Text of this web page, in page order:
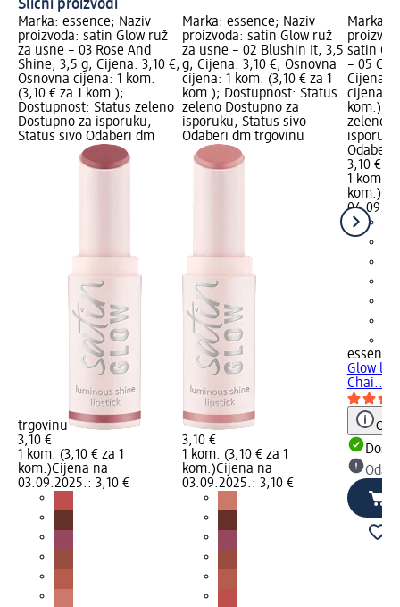
Slični proizvodi
Marka: essence; Naziv
proizvoda: satin Glow ruž
za usne – 03 Rose And
Shine, 3,5 g; Cijena: 3,10 €;
Osnovna cijena: 1 kom.
(3,10 € za 1 kom.);
Dostupnost: Status zeleno
Dostupno za isporuku,
Status sivo Odaberi dm
trgovinu
3,10 €
1 kom. (3,10 € za 1
kom.)Cijena na
03.09.2025.: 3,10 €
Marka: essence; Naziv
proizvoda: satin Glow ruž
za usne – 02 Blushin It, 3,5
g; Cijena: 3,10 €; Osnovna
cijena: 1 kom. (3,10 € za 1
kom.); Dostupnost: Status
zeleno Dostupno za
isporuku, Status sivo
Odaberi dm trgovinu
3,10 €
1 kom. (3,10 € za 1
kom.)Cijena na
03.09.2025.: 3,10 €
Marka:
satin
– 05
Cijena:
cijena: 1
kom.);
zeleno
Odaberi
3,10 €
1 kom.
kom.)
essence
Glow
Chai...,